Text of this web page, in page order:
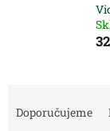
Doporučujeme